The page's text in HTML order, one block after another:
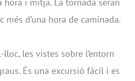
d’una hora de caminada.
les vistes sobre l’entorn
És una excursió fàcil i es